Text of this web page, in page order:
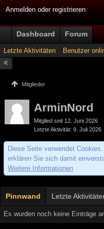
Anmelden oder registrieren
Dashboard Forum
Letzte Aktivitäten Benutzer
Mitglieder
ArminNord
Mitglied seit 12. Juni 2026
Letzte Aktivität 9. Juli 2026
Diese Seite verwendet
erklären Sie sich damit
Weitere Informationen
Pinnwand Letzte
Es wurden noch keine Einträge